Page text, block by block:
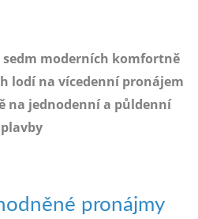
moderních komfortně
lodí na vícedenní pronájem
na jednodenní a půldenní
plavby
pronájmy